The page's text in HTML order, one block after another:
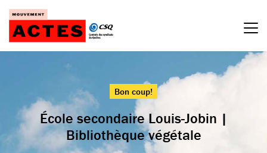
Passer
contenu
Bon coup!
École secondaire Louis-Jobin |
Bibliothèque végétale